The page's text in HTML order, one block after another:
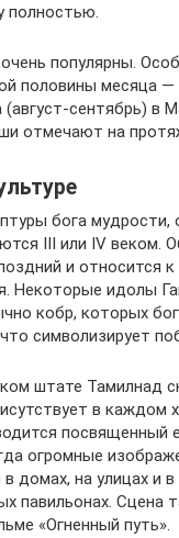
полностью.
популярны.
половины месяца —
сентябрь) в
отмечают на
бога мудрости,
III или IV веком.
и относится к
Некоторые идолы
кобр, которых
символизирует
штате Тамилнад
в каждом
посвященный
огромные
домах, на улицах и в
павильонах. Сцена
«Огненный путь».